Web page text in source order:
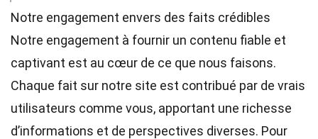
Notre engagement envers des faits crédibles
Notre engagement à fournir un contenu fiable et
captivant est au cœur de ce que nous faisons.
Chaque fait sur notre site est contribué par de vrais
utilisateurs comme vous, apportant une richesse
d’informations et de perspectives diverses. Pour